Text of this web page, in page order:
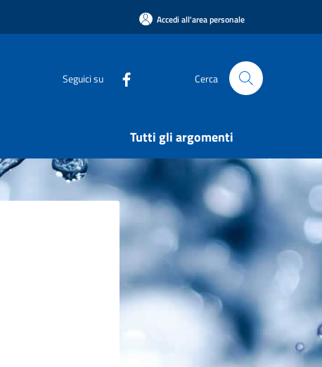
Accedi all'area personale
Seguici su Cerca
Tutti gli argomenti